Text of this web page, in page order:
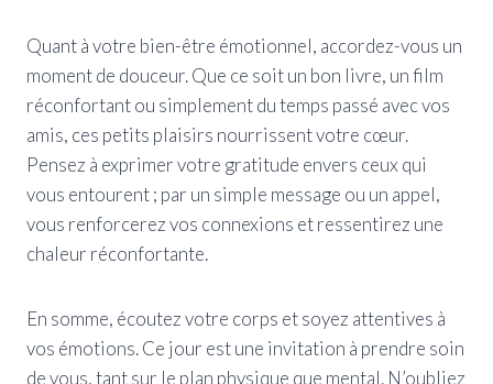
Quant à votre bien-être émotionnel, accordez-vous un
moment de douceur. Que ce soit un bon livre, un film
réconfortant ou simplement du temps passé avec vos
amis, ces petits plaisirs nourrissent votre cœur.
Pensez à exprimer votre gratitude envers ceux qui
vous entourent ; par un simple message ou un appel,
vous renforcerez vos connexions et ressentirez une
chaleur réconfortante.
En somme, écoutez votre corps et soyez attentives à
vos émotions. Ce jour est une invitation à prendre soin
de vous, tant sur le plan physique que mental. N’oubliez